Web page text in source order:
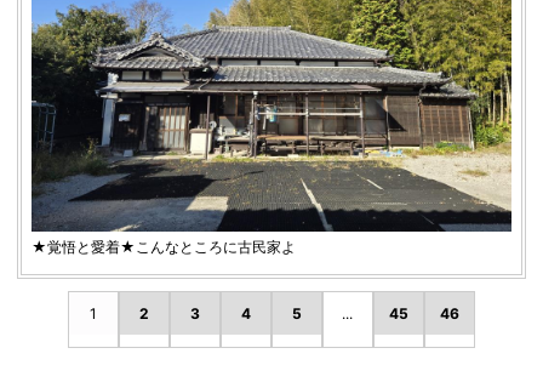
★覚悟と愛着★こんなところに古民家よ
1 2 3 4 5 ... 45 46